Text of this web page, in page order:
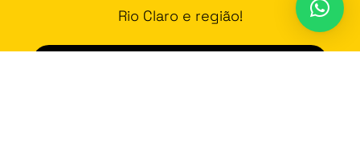
Rio Claro e região!